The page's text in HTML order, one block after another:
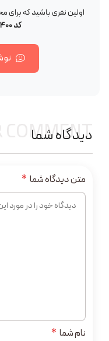
اولین نفری باشید که
کد ۴۰۰
دیدگاه شما
COMMENT
نام شما *
متن دیدگاه شما *